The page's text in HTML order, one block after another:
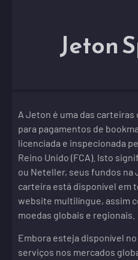
Jeton
A Jeton é uma das
para pagamentos de
licenciada e inspecionada
Reino Unido (FCA). Isto
ou Neteller, seus fundos
carteira está disponível em
website multilíngue, assim
moedas globais e regionais.
Embora esteja disponível
serviços nos mercados